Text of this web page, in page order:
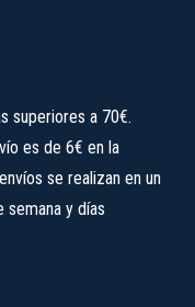
superiores a 70€.
es de 6€ en la
se realizan en un
semana y días